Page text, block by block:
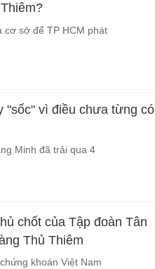
cơ sở để TP HCM phát
"sốc" vì điều chưa từng có
Minh đã trải qua 4
chốt của Tập đoàn Tân
Thủ Thiêm
khoán Việt Nam